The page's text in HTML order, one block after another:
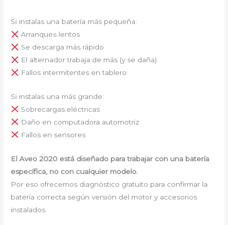
Si instalas una batería más pequeña:
Arranques lentos
Se descarga más rápido
El alternador trabaja de más (y se daña)
Fallos intermitentes en tablero
Si instalas una más grande:
Sobrecargas eléctricas
Daño en computadora automotriz
Fallos en sensores
El Aveo 2020 está diseñado para trabajar con una batería
específica, no con cualquier modelo.
Por eso ofrecemos diagnóstico gratuito para confirmar la
batería correcta según versión del motor y accesorios
instalados.